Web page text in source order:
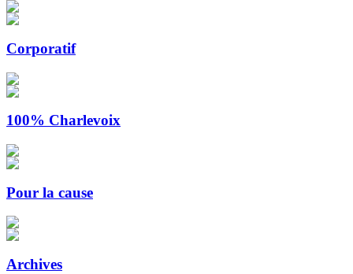
Corporatif
100% Charlevoix
Pour la cause
Archives